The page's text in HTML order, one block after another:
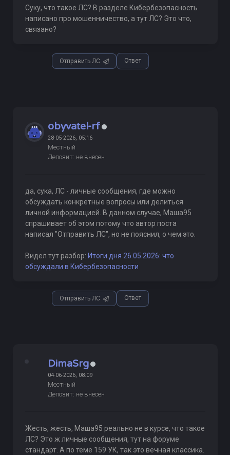
Суку, что такое ЛС? В разделе Кибербезопасность
написано про мошенничество, а тут ЛС? Это что,
связано?
Отправить ЛС Ответ
obyvatel-rf
28-05-2026, 05:16
Местный
Депозит: не внесен
да, сука, ЛС - личные сообщения, где можно
обсуждать конкретные вопросы или делиться
личной информацией. В данном случае, Маша95
спрашивает об этом потому что автор поста
написал "Отправить ЛС", но не пояснил, о чем это.
Видел тут разбор: Итоги дня 26.05.2026: что
обсуждали в Кибербезопасности
Отправить ЛС Ответ
DimaSrg
04-06-2026, 08:09
Местный
Депозит: не внесен
Жесть, жесть, Маша95 реально не в курсе, что такое
ЛС? Это ж личные сообщения, тут на форуме
стандарт. А по теме 159 УК, так это вечная классика.